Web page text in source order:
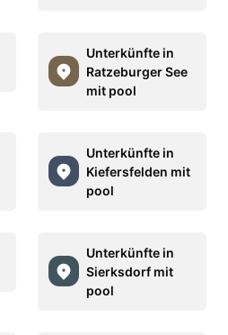
Unterkünfte in
Ratzeburger See
mit pool
Unterkünfte in
Kiefersfelden mit
pool
Unterkünfte in
Sierksdorf mit
pool